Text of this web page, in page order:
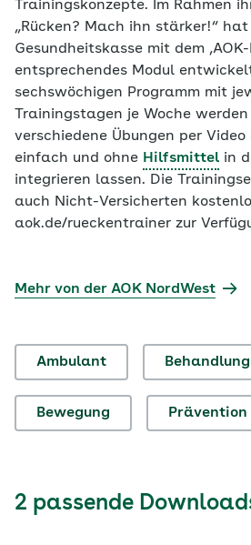
Trainingskonzepte. Im Rahmen
„Rücken? Mach ihn stärker!“ hat
Gesundheitskasse mit dem
entsprechendes Modul
sechswöchigen Programm mit
Trainingstagen je Woche
verschiedene Übungen per
einfach und ohne Hilfsmittel in
integrieren lassen. Die
auch Nicht-Versicherten
aok.de/rueckentrainer zur
Mehr von der AOK NordWest
Ambulant Behandlung
Bewegung Prävention
2 passende